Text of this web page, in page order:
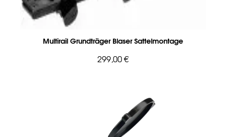
Multirail Grundträger Blaser Sattelmontage
299,00 €